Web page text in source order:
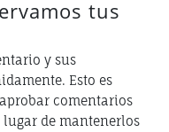
tus
y sus
Esto es
comentarios
de mantenerlos